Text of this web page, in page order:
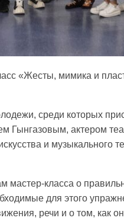
«Жесты, мимика и
среди которых
Гынгазовым, актером
и музыкального
мастер-класса о
для этого
речи и о том, как